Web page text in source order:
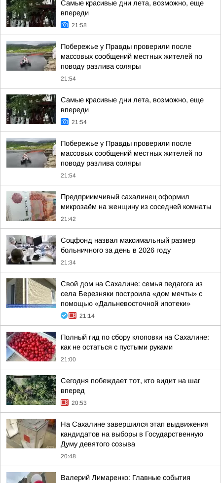
Самые красивые дни лета, возможно, еще
впереди
21:58
Побережье у Правды проверили после
массовых сообщений местных жителей по
поводу разлива соляры
21:54
Самые красивые дни лета, возможно, еще
впереди
21:54
Побережье у Правды проверили после
массовых сообщений местных жителей по
поводу разлива соляры
21:54
Предприимчивый сахалинец оформил
микрозаём на женщину из соседней комнаты
21:42
Соцфонд назвал максимальный размер
больничного за день в 2026 году
21:34
Свой дом на Сахалине: семья педагога из
села Березняки построила «дом мечты» с
помощью «Дальневосточной ипотеки»
21:14
Полный гид по сбору клоповки на Сахалине:
как не остаться с пустыми руками
21:00
Сегодня побеждает тот, кто видит на шаг
вперед
20:53
На Сахалине завершился этап выдвижения
кандидатов на выборы в Государственную
Думу девятого созыва
20:48
Валерий Лимаренко: Главные события